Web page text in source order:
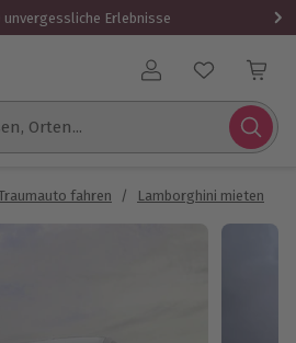
unvergessliche Erlebnisse
Benutzerkonto
Orten...
fahren / Lamborghini mieten